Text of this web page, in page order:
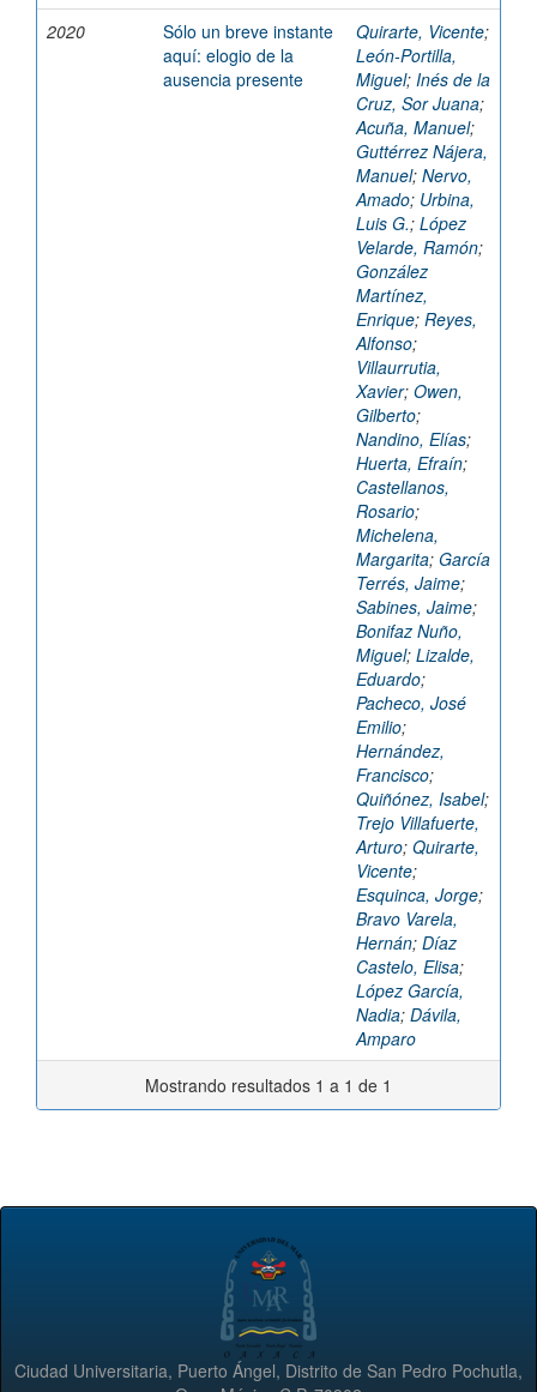
2020
Sólo un breve instante
aquí: elogio de la
ausencia presente
Quirarte, Vicente;
León-Portilla,
Miguel; Inés de la
Cruz, Sor Juana;
Acuña, Manuel;
Guttérrez Nájera,
Manuel; Nervo,
Amado; Urbina,
Luis G.; López
Velarde, Ramón;
González
Martínez,
Enrique; Reyes,
Alfonso;
Villaurrutia,
Xavier; Owen,
Gilberto;
Nandino, Elías;
Huerta, Efraín;
Castellanos,
Rosario;
Michelena,
Margarita; García
Terrés, Jaime;
Sabines, Jaime;
Bonifaz Nuño,
Miguel; Lizalde,
Eduardo;
Pacheco, José
Emilio;
Hernández,
Francisco;
Quiñónez, Isabel;
Trejo Villafuerte,
Arturo; Quirarte,
Vicente;
Esquinca, Jorge;
Bravo Varela,
Hernán; Díaz
Castelo, Elisa;
López García,
Nadia; Dávila,
Amparo
Mostrando resultados 1 a 1 de 1
Ciudad Universitaria, Puerto Ángel, Distrito de San Pedro Pochutla,